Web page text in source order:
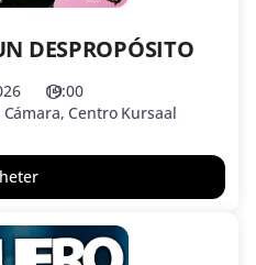
DESPROPÓSITO
19:00
Centro Kursaal